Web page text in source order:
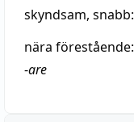
skyndsam, snabb:
nära förestående:
-are